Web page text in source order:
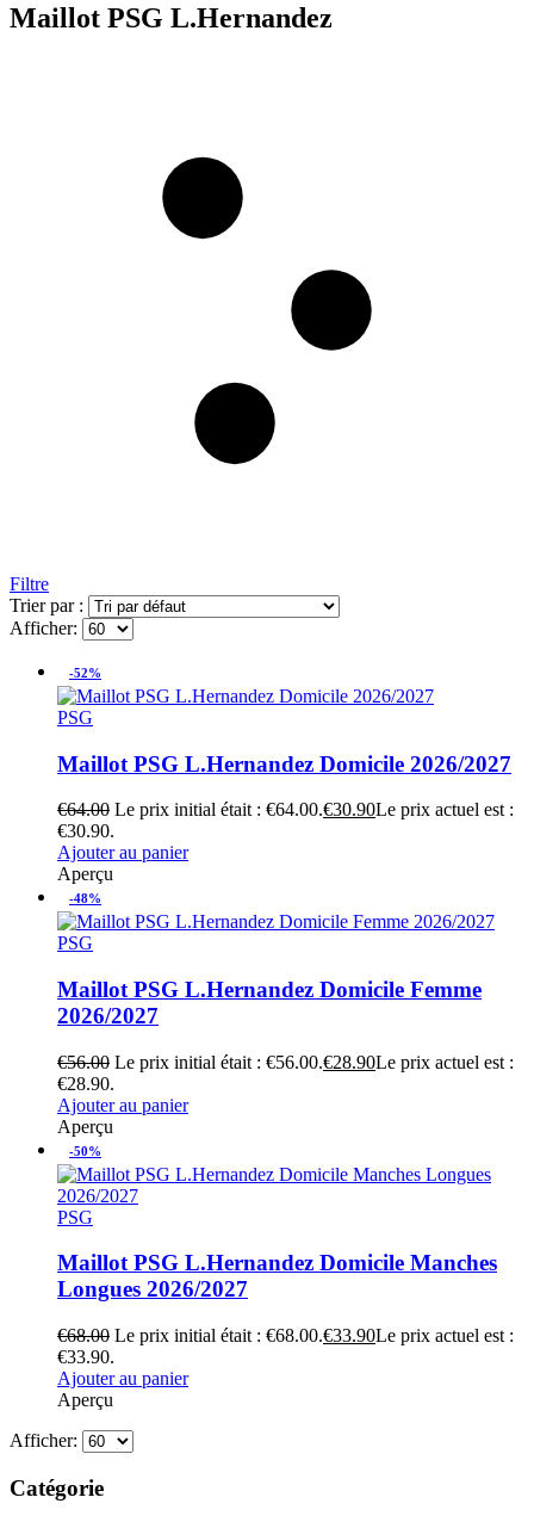
Maillot PSG L.Hernandez
Filtre
Trier par :
Afficher:
-52%
PSG
Maillot PSG L.Hernandez Domicile 2026/2027
€64.00 Le prix initial était : €64.00.€30.90Le prix actuel est :
€30.90.
Ajouter au panier
Aperçu
-48%
PSG
Maillot PSG L.Hernandez Domicile Femme
2026/2027
€56.00 Le prix initial était : €56.00.€28.90Le prix actuel est :
€28.90.
Ajouter au panier
Aperçu
-50%
PSG
Maillot PSG L.Hernandez Domicile Manches
Longues 2026/2027
€68.00 Le prix initial était : €68.00.€33.90Le prix actuel est :
€33.90.
Ajouter au panier
Aperçu
Afficher:
Catégorie